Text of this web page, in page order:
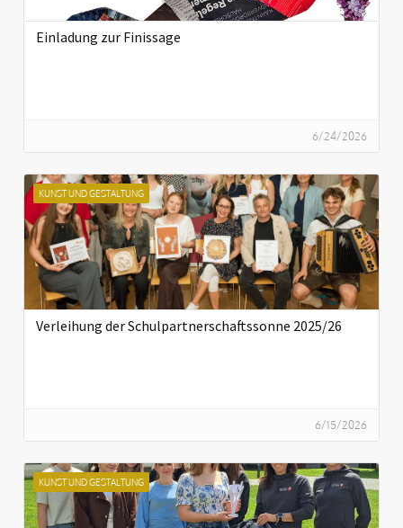
Einladung zur Finissage
6/24/2026
KUNST UND GESTALTUNG
Verleihung der Schulpartnerschaftssonne 2025/26
6/15/2026
KUNST UND GESTALTUNG